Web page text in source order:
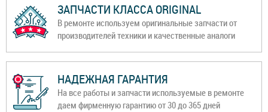
ЗАПЧАСТИ КЛАССА ORIGINAL
В ремонте используем оригинальные запчасти от
производителей техники и качественные аналоги
НАДЕЖНАЯ ГАРАНТИЯ
На все работы и запчасти используемые в ремонте
даем фирменную гарантию от 30 до 365 дней